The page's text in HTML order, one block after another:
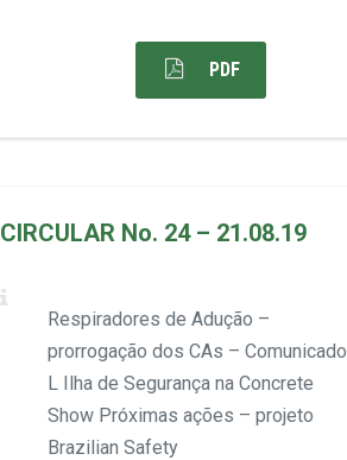
PDF
CIRCULAR No. 24 – 21.08.19
Respiradores de Adução –
prorrogação dos CAs – Comunicado
L Ilha de Segurança na Concrete
Show Próximas ações – projeto
Brazilian Safety